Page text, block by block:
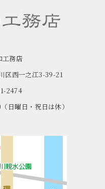
工務店
区西一之江3-39-21
2474
日曜日・祝日は休）